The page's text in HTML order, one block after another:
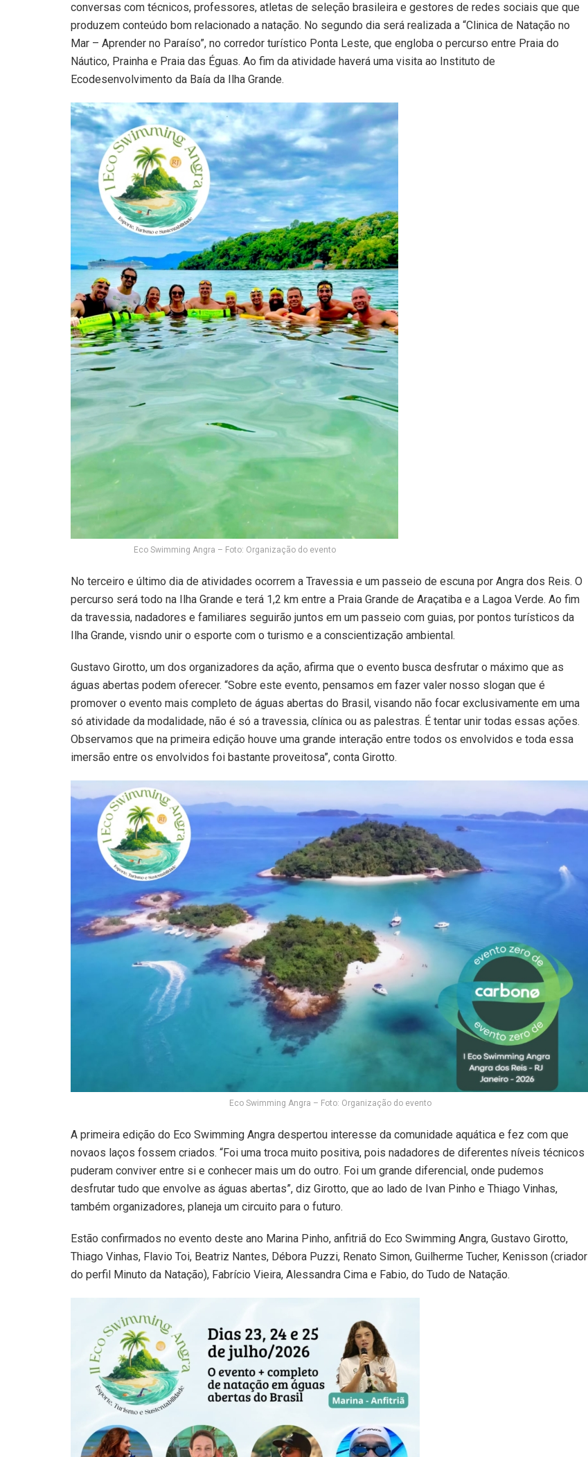
conversas com técnicos, professores, atletas de seleção brasileira e gestores de redes sociais que que
produzem conteúdo bom relacionado a natação. No segundo dia será realizada a “Clinica de Natação no
Mar – Aprender no Paraíso”, no corredor turístico Ponta Leste, que engloba o percurso entre Praia do
Náutico, Prainha e Praia das Éguas. Ao fim da atividade haverá uma visita ao Instituto de
Ecodesenvolvimento da Baía da Ilha Grande.
Eco Swimming Angra – Foto: Organização do evento
No terceiro e último dia de atividades ocorrem a Travessia e um passeio de escuna por Angra dos Reis. O
percurso será todo na Ilha Grande e terá 1,2 km entre a Praia Grande de Araçatiba e a Lagoa Verde. Ao fim
da travessia, nadadores e familiares seguirão juntos em um passeio com guias, por pontos turísticos da
Ilha Grande, visndo unir o esporte com o turismo e a conscientização ambiental.
Gustavo Girotto, um dos organizadores da ação, afirma que o evento busca desfrutar o máximo que as
águas abertas podem oferecer. “Sobre este evento, pensamos em fazer valer nosso slogan que é
promover o evento mais completo de águas abertas do Brasil, visando não focar exclusivamente em uma
só atividade da modalidade, não é só a travessia, clínica ou as palestras. É tentar unir todas essas ações.
Observamos que na primeira edição houve uma grande interação entre todos os envolvidos e toda essa
imersão entre os envolvidos foi bastante proveitosa”, conta Girotto.
Eco Swimming Angra – Foto: Organização do evento
A primeira edição do Eco Swimming Angra despertou interesse da comunidade aquática e fez com que
novaos laços fossem criados. “Foi uma troca muito positiva, pois nadadores de diferentes níveis técnicos
puderam conviver entre si e conhecer mais um do outro. Foi um grande diferencial, onde pudemos
desfrutar tudo que envolve as águas abertas”, diz Girotto, que ao lado de Ivan Pinho e Thiago Vinhas,
também organizadores, planeja um circuito para o futuro.
Estão confirmados no evento deste ano Marina Pinho, anfitriã do Eco Swimming Angra, Gustavo Girotto,
Thiago Vinhas, Flavio Toi, Beatriz Nantes, Débora Puzzi, Renato Simon, Guilherme Tucher, Kenisson (criador
do perfil Minuto da Natação), Fabrício Vieira, Alessandra Cima e Fabio, do Tudo de Natação.